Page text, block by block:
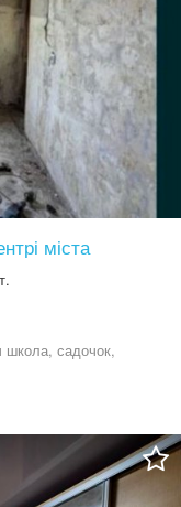
міста
школа, садочок,